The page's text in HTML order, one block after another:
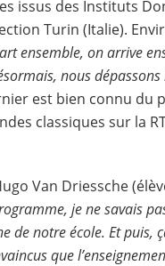
issus des Instituts
Turin (Italie).
ensemble, on arrive
nous dépassons
est bien connu du
classiques sur la
Van Driessche
je ne savais
de notre école. Et puis,
que